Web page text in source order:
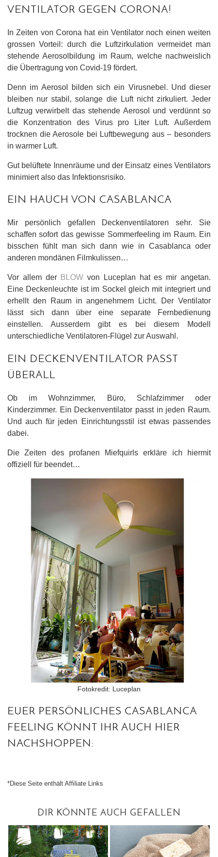
VENTILATOR GEGEN CORONA!
In Zeiten von Corona hat ein Ventilator noch einen weiten
grossen Vorteil: durch die Luftzirkulation vermeidet man
stehende Aerosolbildung im Raum, welche nachweislich
die Übertragung von Covid-19 fördert.
Denn im Aerosol bilden sich ein Virusnebel. Und dieser
bleiben nur stabil, solange die Luft nicht zirkuliert. Jeder
Luftzug verwirbelt das stehende Aerosol und verdünnt so
die Konzentration des Virus pro Liter Luft. Außerdem
trocknen die Aerosole bei Luftbewegung aus – besonders
in warmer Luft.
Gut belüftete Innenräume und der Einsatz eines Ventilators
minimiert also das Infektionsrisiko.
EIN HAUCH VON CASABLANCA
Mir persönlich gefallen Deckenventilatoren sehr. Sie
schaffen sofort das gewisse Sommerfeeling im Raum. Ein
bisschen fühlt man sich dann wie in Casablanca oder
anderen mondänen Filmkulissen…
Vor allem der BLOW von Luceplan hat es mir angetan.
Eine Deckenleuchte ist im Sockel gleich mit integriert und
erhellt den Raum in angenehmem Licht. Der Ventilator
lässt sich dann über eine separate Fernbedienung
einstellen. Ausserdem gibt es bei diesem Modell
unterschiedliche Ventilatoren-Flügel zur Auswahl.
EIN DECKENVENTILATOR PASST
ÜBERALL
Ob im Wohnzimmer, Büro, Schlafzimmer oder
Kinderzimmer. Ein Deckenventilator passt in jeden Raum.
Und auch für jeden Einrichtungsstil ist etwas passendes
dabei.
Die Zeiten des profanen Miefquirls erkläre ich hiermit
offiziell für beendet…
Fotokredit: Luceplan
EUER PERSÖNLICHES CASABLANCA
FEELING KÖNNT IHR AUCH HIER
NACHSHOPPEN:
*Diese Seite enthält Affiliate Links
DIR KÖNNTE AUCH GEFALLEN